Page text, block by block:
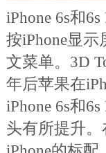
iPhone 6s和
按iPhone显
文菜单。3D
年后苹果在
iPhone 6s和
头有所提升。